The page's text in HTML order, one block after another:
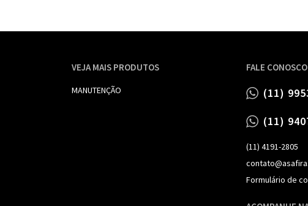
VEJA MAIS PRODUTOS
MANUTENÇÃO
FALE CONOSCO
(11)
(11)
(11) 4191-2805
Formulário de